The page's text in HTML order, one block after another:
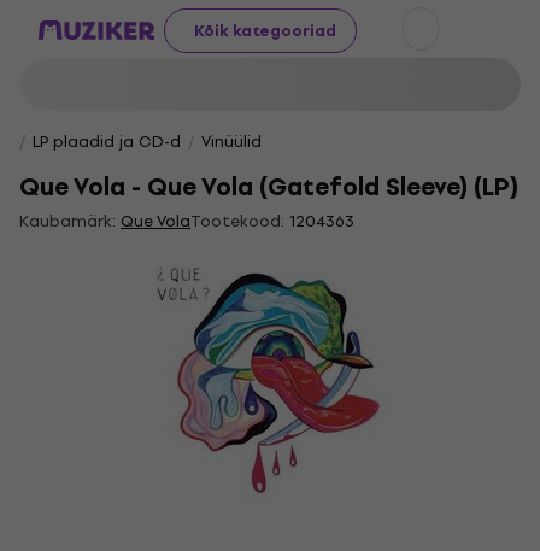
Kõik kategooriad
LP plaadid ja CD-d Vinüülid
Que Vola - Que Vola (Gatefold Sleeve) (LP)
Kaubamärk: Que VolaTootekood: 1204363